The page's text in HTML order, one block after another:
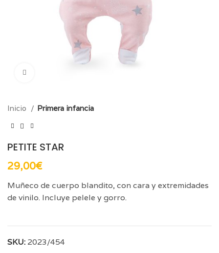
Inicio Primera infancia
PETITE STAR
29,00€
Muñeco de cuerpo blandito, con cara y extremidades
de vinilo. Incluye pelele y gorro.
SKU: 2023/454